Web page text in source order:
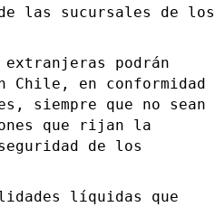
las sucursales de los
podrán
Chile, en conformidad
siempre que no sean
que rijan la
de los
líquidas que